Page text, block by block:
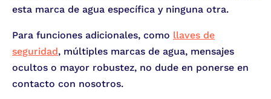
esta marca de agua específica y ninguna otra.
Para funciones adicionales, como llaves de
seguridad, múltiples marcas de agua, mensajes
ocultos o mayor robustez, no dude en ponerse en
contacto con nosotros.